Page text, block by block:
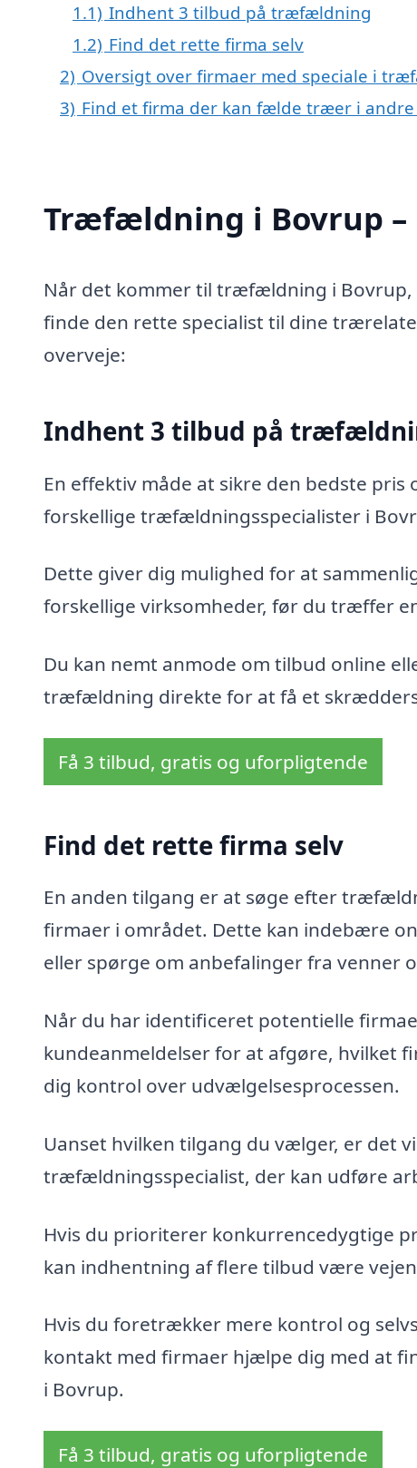
1.1) Indhent 3 tilbud på træfældning
1.2) Find det rette firma selv
2) Oversigt over firmaer med speciale i
3) Find et firma der kan fælde træer i
Træfældning i Bovrup –
Når det kommer til træfældning i
finde den rette specialist til dine
overveje:
Indhent 3 tilbud på
En effektiv måde at sikre den bedste
forskellige træfældningsspecialister i
Dette giver dig mulighed for at
forskellige virksomheder, før du træffer
Du kan nemt anmode om tilbud online
træfældning direkte for at få et
Få 3 tilbud, gratis og uforpligtende
Find det rette firma selv
En anden tilgang er at søge efter
firmaer i området. Dette kan indebære
eller spørge om anbefalinger fra venner
Når du har identificeret potentielle
kundeanmeldelser for at afgøre, hvilket
dig kontrol over udvælgelsesprocessen.
Uanset hvilken tilgang du vælger, er det
træfældningsspecialist, der kan udføre
Hvis du prioriterer konkurrencedygtige
kan indhentning af flere tilbud være
Hvis du foretrækker mere kontrol og
kontakt med firmaer hjælpe dig med at
i Bovrup.
Få 3 tilbud, gratis og uforpligtende